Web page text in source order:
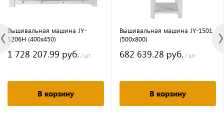
Вышивальная машина JY-
1206H (400х450)
1 728 207.99 руб. / шт
В корзину
Вышивальная машина JY-1501
(500х800)
682 639.28 руб. / шт
В корзину